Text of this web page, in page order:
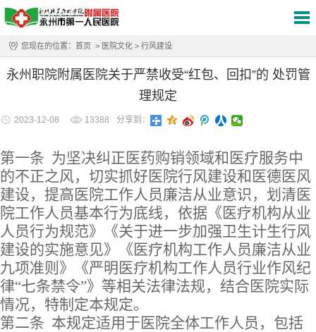
您现在的位置： 首页 > 医院文化 > 行风建设
永州职院附属医院关于严禁收受“红包、回扣”的 处罚管
理规定
2023-12-08 13388 分享到：
第一条 为坚决纠正医药购销领域和医疗服务中
的不正之 风， 切实抓好医院行风建设和医德医风
建设，提高医院工作人员廉洁从业意识，划清医
院工作人员基本行为底线，依据《医疗机构从业
人员行为规范》《关于进一步加强卫生计生行风
建设的实施意见》《医疗机构工作人员廉洁从业
九项准则》
《严明医疗机构工作人员行业作风纪
律“七条禁令”》 等相关法律法规，结合医院实际
情况，特制定本规定。
第二条 本规定适用于医院全体工作人员，包括